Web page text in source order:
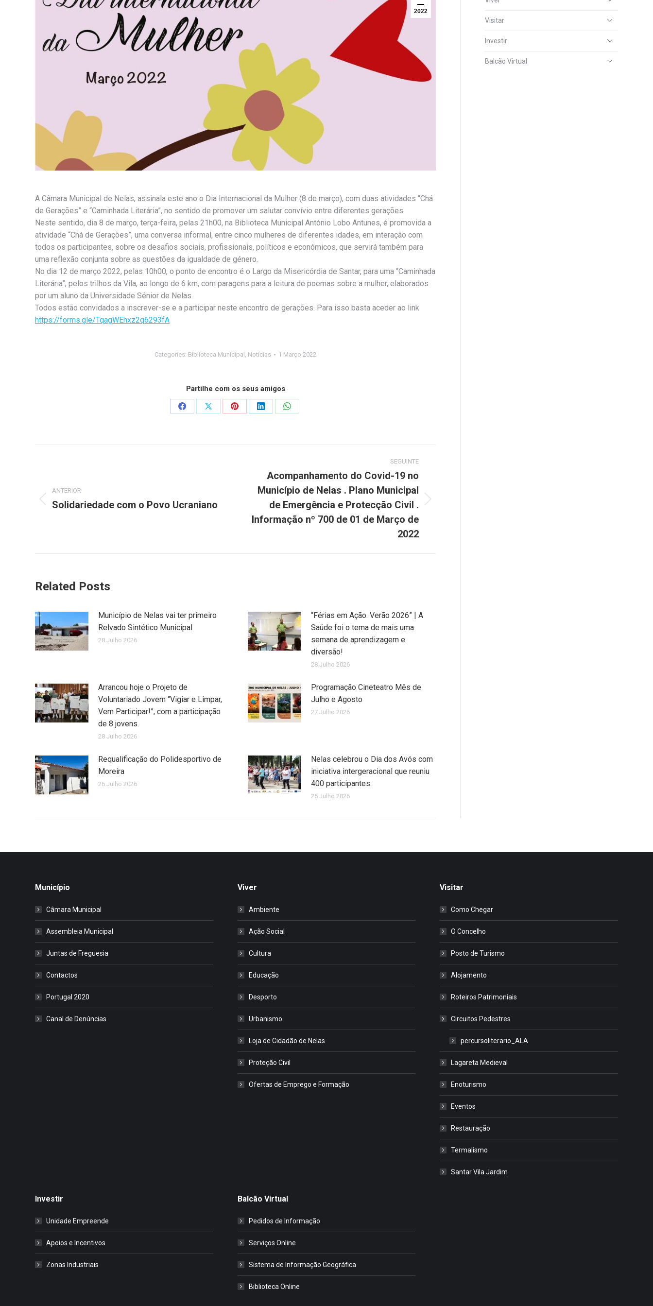
2022
A Câmara Municipal de Nelas, assinala este ano o Dia Internacional da Mulher (8 de março), com duas atividades “Chá
de Gerações” e “Caminhada Literária”, no sentido de promover um salutar convívio entre diferentes gerações.
Neste sentido, dia 8 de março, terça-feira, pelas 21h00, na Biblioteca Municipal António Lobo Antunes, é promovida a
atividade “Chá de Gerações”, uma conversa informal, entre cinco mulheres de diferentes idades, em interação com
todos os participantes, sobre os desafios sociais, profissionais, políticos e económicos, que servirá também para
uma reflexão conjunta sobre as questões da igualdade de género.
No dia 12 de março 2022, pelas 10h00, o ponto de encontro é o Largo da Misericórdia de Santar, para uma “Caminhada
Literária”, pelos trilhos da Vila, ao longo de 6 km, com paragens para a leitura de poemas sobre a mulher, elaborados
por um aluno da Universidade Sénior de Nelas.
Todos estão convidados a inscrever-se e a participar neste encontro de gerações. Para isso basta aceder ao link
https://forms.gle/TqagWEhxz2q6293fA
Categories: Biblioteca Municipal Notícias 1 Março 2022
Partilhe com os seus amigos
Share
Share
Share
Share
Share
ANTERIOR
Previous
Solidariedade com o Povo Ucraniano
SEGUINTE
post:
Acompanhamento do Covid-19 no
Município de Nelas . Plano Municipal
de Emergência e Protecção Civil .
Informação nº 700 de 01 de Março de
2022
Related Posts
Município de Nelas vai ter primeiro
Relvado Sintético Municipal
28 Julho 2026
“Férias em Ação. Verão 2026” | A
Saúde foi o tema de mais uma
semana de aprendizagem e
diversão!
28 Julho 2026
Arrancou hoje o Projeto de
Voluntariado Jovem “Vigiar e Limpar,
Vem Participar!”, com a participação
de 8 jovens.
28 Julho 2026
Programação Cineteatro Mês de
Julho e Agosto
27 Julho 2026
Requalificação do Polidesportivo de
Moreira
26 Julho 2026
Nelas celebrou o Dia dos Avós com
iniciativa intergeracional que reuniu
400 participantes.
25 Julho 2026
Visitar
Investir
Balcão Virtual
Município
Câmara Municipal
Assembleia Municipal
Juntas de Freguesia
Contactos
Portugal 2020
Canal de Denúncias
Viver
Ambiente
Ação Social
Cultura
Educação
Desporto
Urbanismo
Loja de Cidadão de Nelas
Proteção Civil
Ofertas de Emprego e Formação
Visitar
Como Chegar
O Concelho
Posto de Turismo
Alojamento
Roteiros Patrimoniais
Circuitos Pedestres
percursoliterario_ALA
Lagareta Medieval
Enoturismo
Eventos
Restauração
Termalismo
Santar Vila Jardim
Investir
Unidade Empreende
Apoios e Incentivos
Zonas Industriais
Balcão Virtual
Pedidos de Informação
Serviços Online
Sistema de Informação Geográfica
Biblioteca Online